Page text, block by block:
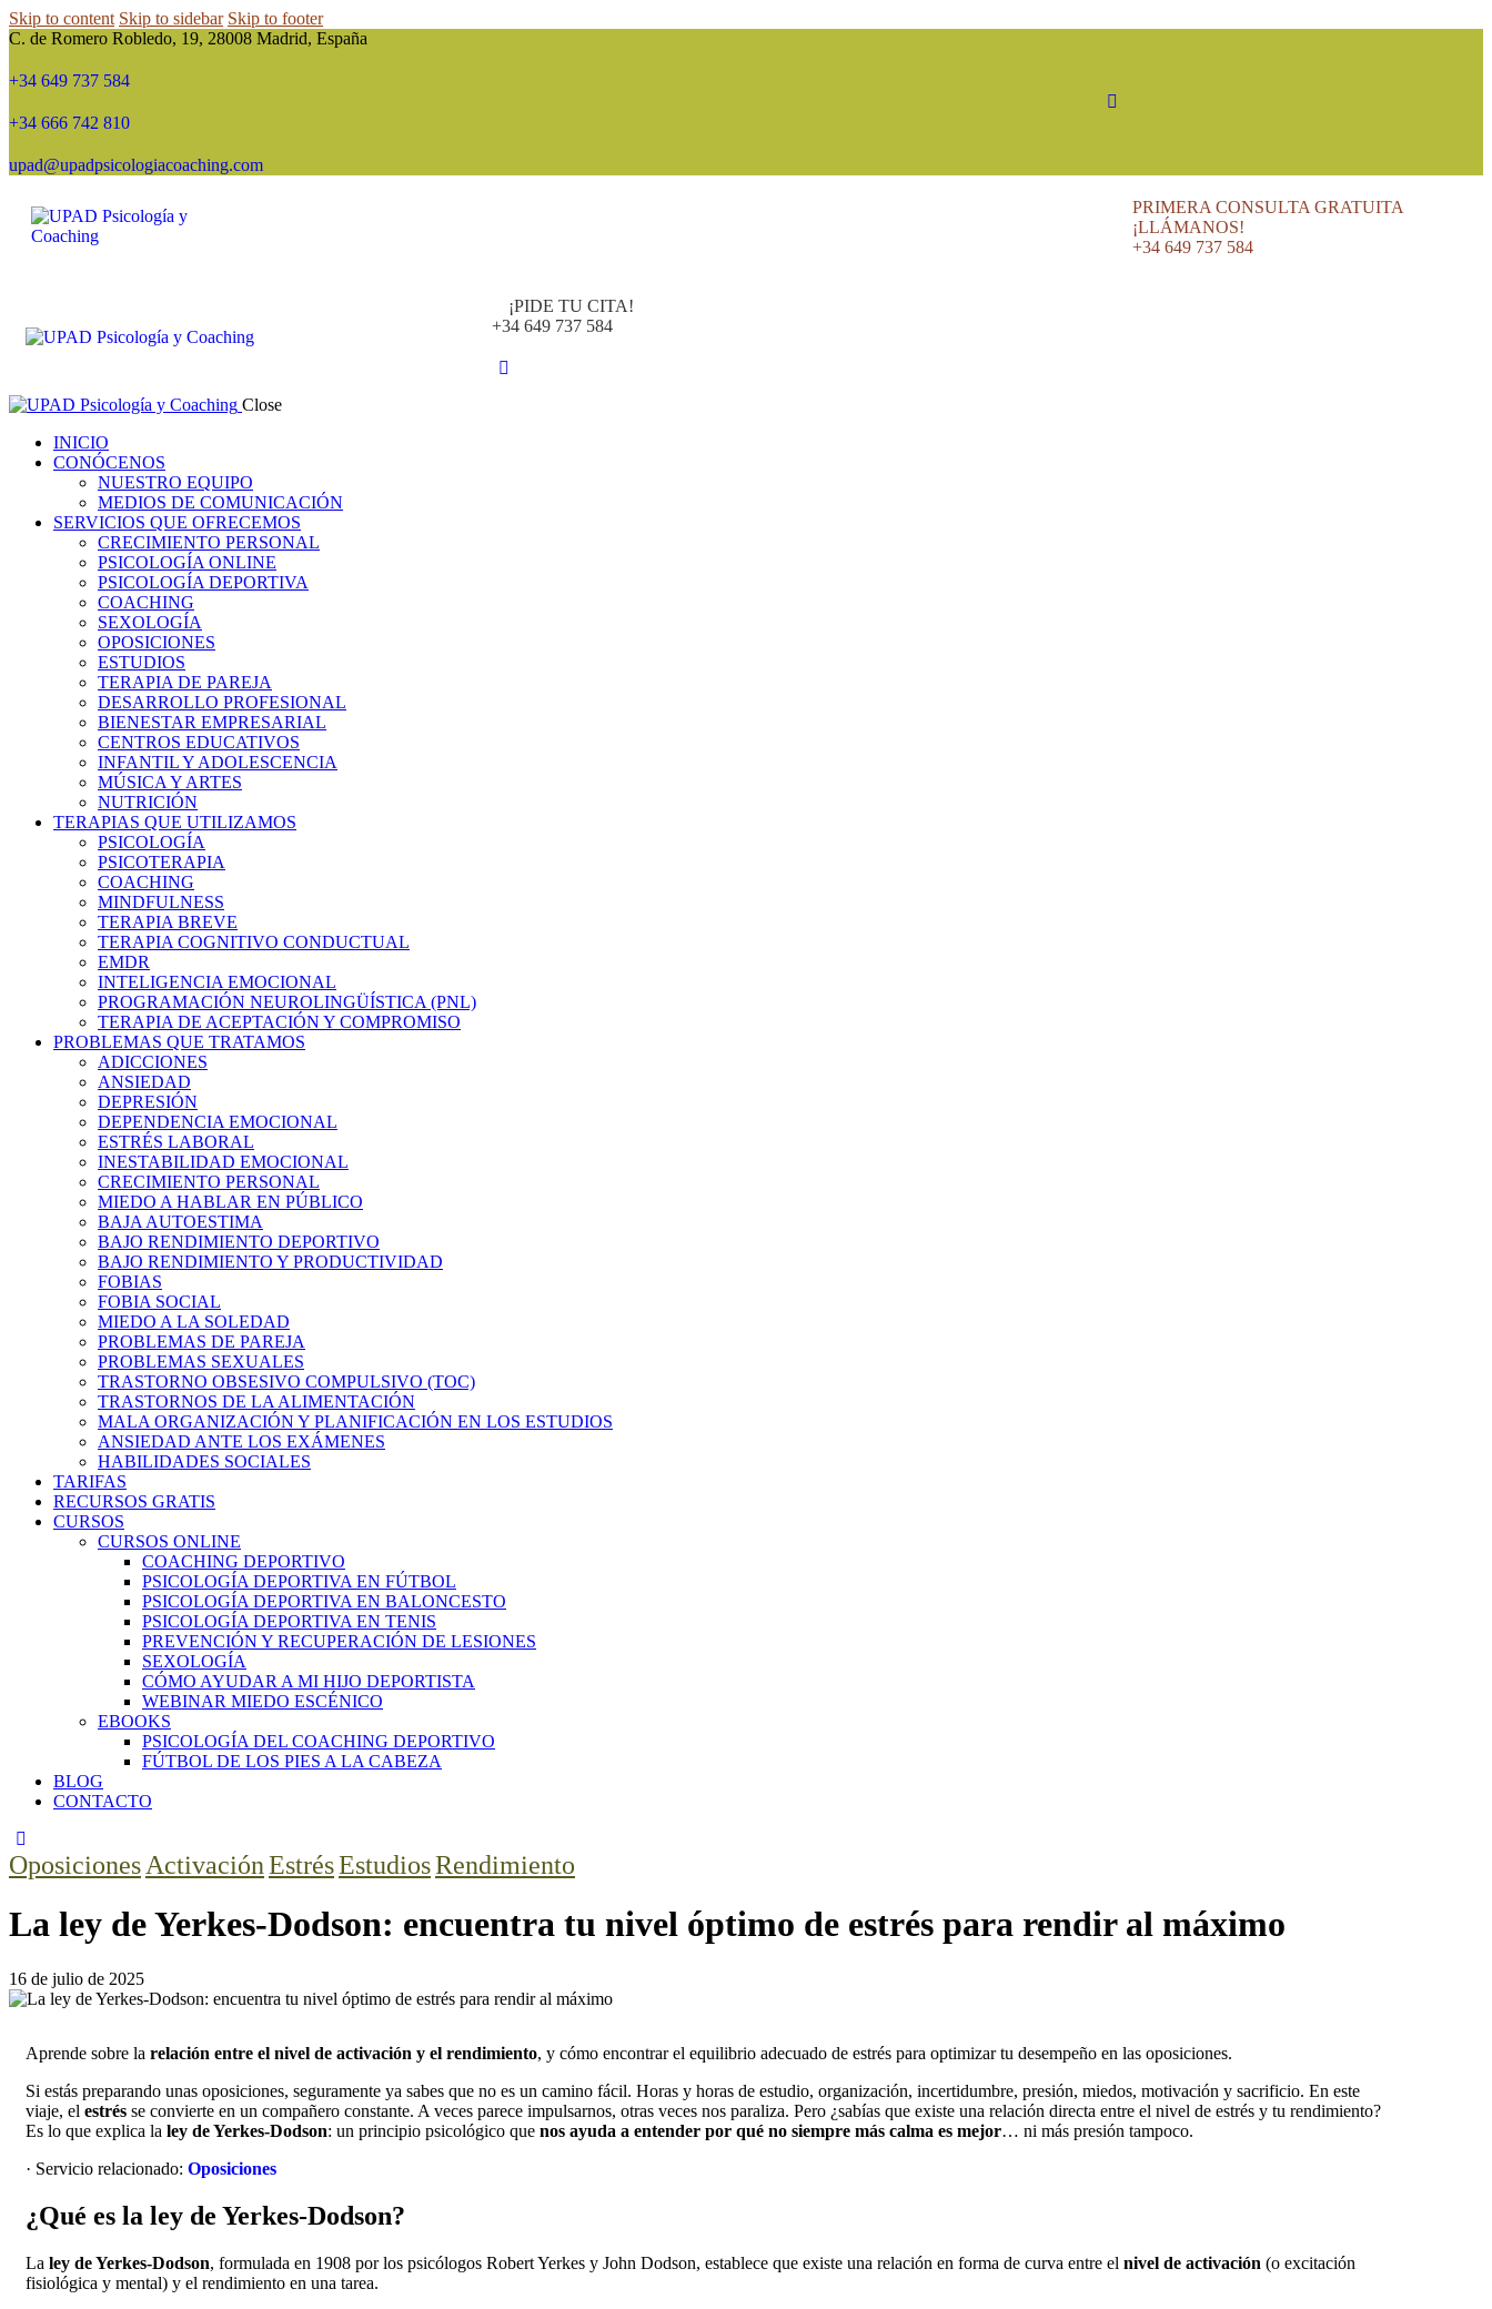
Skip to content Skip to sidebar Skip to footer
C. de Romero Robledo, 19, 28008 Madrid, España
+34 649 737 584
+34 666 742 810
upad@upadpsicologiacoaching.com
PRIMERA CONSULTA GRATUITA
¡LLÁMANOS!
+34 649 737 584
¡PIDE TU CITA!
+34 649 737 584
Close
INICIO
CONÓCENOS
NUESTRO EQUIPO
MEDIOS DE COMUNICACIÓN
SERVICIOS QUE OFRECEMOS
CRECIMIENTO PERSONAL
PSICOLOGÍA ONLINE
PSICOLOGÍA DEPORTIVA
COACHING
SEXOLOGÍA
OPOSICIONES
ESTUDIOS
TERAPIA DE PAREJA
DESARROLLO PROFESIONAL
BIENESTAR EMPRESARIAL
CENTROS EDUCATIVOS
INFANTIL Y ADOLESCENCIA
MÚSICA Y ARTES
NUTRICIÓN
TERAPIAS QUE UTILIZAMOS
PSICOLOGÍA
PSICOTERAPIA
COACHING
MINDFULNESS
TERAPIA BREVE
TERAPIA COGNITIVO CONDUCTUAL
EMDR
INTELIGENCIA EMOCIONAL
PROGRAMACIÓN NEUROLINGÜÍSTICA (PNL)
TERAPIA DE ACEPTACIÓN Y COMPROMISO
PROBLEMAS QUE TRATAMOS
ADICCIONES
ANSIEDAD
DEPRESIÓN
DEPENDENCIA EMOCIONAL
ESTRÉS LABORAL
INESTABILIDAD EMOCIONAL
CRECIMIENTO PERSONAL
MIEDO A HABLAR EN PÚBLICO
BAJA AUTOESTIMA
BAJO RENDIMIENTO DEPORTIVO
BAJO RENDIMIENTO Y PRODUCTIVIDAD
FOBIAS
FOBIA SOCIAL
MIEDO A LA SOLEDAD
PROBLEMAS DE PAREJA
PROBLEMAS SEXUALES
TRASTORNO OBSESIVO COMPULSIVO (TOC)
TRASTORNOS DE LA ALIMENTACIÓN
MALA ORGANIZACIÓN Y PLANIFICACIÓN EN LOS ESTUDIOS
ANSIEDAD ANTE LOS EXÁMENES
HABILIDADES SOCIALES
TARIFAS
RECURSOS GRATIS
CURSOS
CURSOS ONLINE
COACHING DEPORTIVO
PSICOLOGÍA DEPORTIVA EN FÚTBOL
PSICOLOGÍA DEPORTIVA EN BALONCESTO
PSICOLOGÍA DEPORTIVA EN TENIS
PREVENCIÓN Y RECUPERACIÓN DE LESIONES
SEXOLOGÍA
CÓMO AYUDAR A MI HIJO DEPORTISTA
WEBINAR MIEDO ESCÉNICO
EBOOKS
PSICOLOGÍA DEL COACHING DEPORTIVO
FÚTBOL DE LOS PIES A LA CABEZA
BLOG
CONTACTO
Oposiciones ActivaciónEstrésEstudiosRendimiento
La ley de Yerkes-Dodson: encuentra tu nivel óptimo de estrés para rendir al máximo
16 de julio de 2025
Aprende sobre la relación entre el nivel de activación y el rendimiento, y cómo encontrar el equilibrio adecuado de estrés para optimizar tu desempeño en las oposiciones.
Si estás preparando unas oposiciones, seguramente ya sabes que no es un camino fácil. Horas y horas de estudio, organización, incertidumbre, presión, miedos, motivación y sacrificio. En este
viaje, el estrés se convierte en un compañero constante. A veces parece impulsarnos, otras veces nos paraliza. Pero ¿sabías que existe una relación directa entre el nivel de estrés y tu rendimiento?
Es lo que explica la ley de Yerkes-Dodson: un principio psicológico que nos ayuda a entender por qué no siempre más calma es mejor… ni más presión tampoco.
· Servicio relacionado: Oposiciones
¿Qué es la ley de Yerkes-Dodson?
La ley de Yerkes-Dodson, formulada en 1908 por los psicólogos Robert Yerkes y John Dodson, establece que existe una relación en forma de curva entre el nivel de activación (o excitación
fisiológica y mental) y el rendimiento en una tarea.